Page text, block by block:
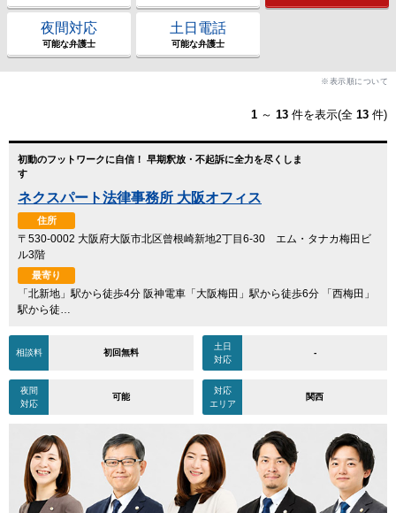
夜間対応
可能な弁護士
土日電話
可能な弁護士
※表示順について
1 ～ 13 件を表示(全 13 件)
初動のフットワークに自信！ 早期釈放・不起訴に全力を尽くしま
す
ネクスパート法律事務所 大阪オフィス
住所
〒530-0002 大阪府大阪市北区曾根崎新地2丁目6-30 エム・タナカ梅田ビ
ル3階
最寄り
「北新地」駅から徒歩4分 阪神電車「大阪梅田」駅から徒歩6分 「西梅田」
駅から徒…
相談料 初回無料
土日
対応
-
夜間
対応
可能
対応
エリア
関西